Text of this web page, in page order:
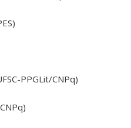
PPGLit/CNPq)